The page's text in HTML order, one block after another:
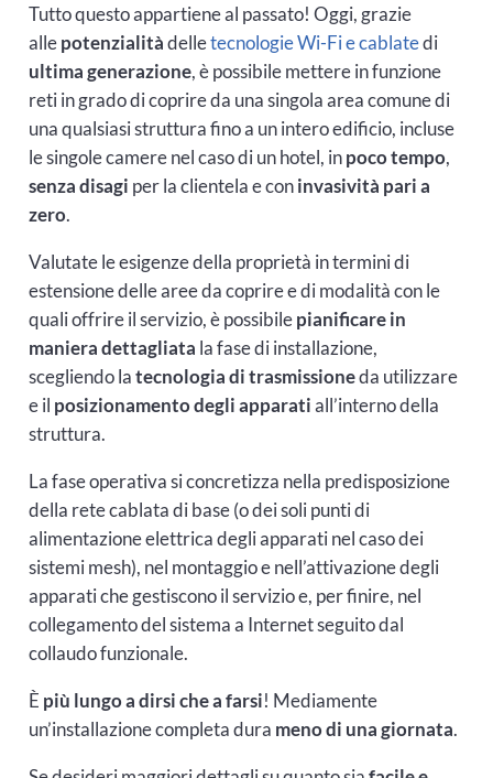
Tutto questo appartiene al passato! Oggi, grazie
allepotenzialitàdelletecnologie Wi-Fi e cablatedi
ultima generazione, è possibile mettere in funzione
reti in grado di coprire da una singola area comune di
una qualsiasi struttura fino a un intero edificio, incluse
le singole camere nel caso di un hotel, inpoco tempo,
senza disagi per la clientela e coninvasività pari a
zero.
Valutate le esigenze della proprietà in termini di
estensione delle aree da coprire e di modalità con le
quali offrire il servizio, è possibilepianificare in
maniera dettagliata la fase di installazione,
scegliendo latecnologia di trasmissioneda utilizzare
e il posizionamento degli apparatiall’interno della
struttura.
La fase operativa si concretizza nella predisposizione
della rete cablata di base (o dei soli punti di
alimentazione elettrica degli apparati nel caso dei
sistemi mesh), nel montaggio e nell’attivazione degli
apparati che gestiscono il servizio e, per finire, nel
collegamento del sistema a Internet seguito dal
collaudo funzionale.
È più lungo a dirsi che a farsi! Mediamente
un’installazione completa dura meno di una giornata.